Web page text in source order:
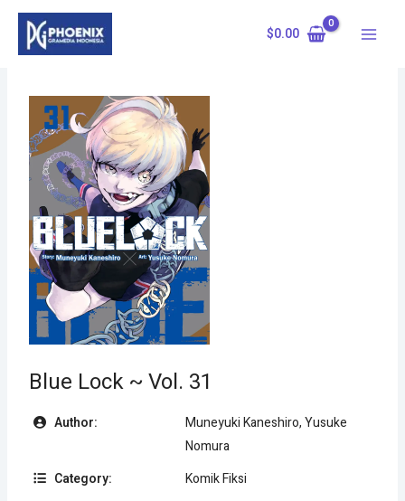
Skip
content
$0.00
Blue Lock ~ Vol. 31
Author:
Muneyuki Kaneshiro, Yusuke
Nomura
Category:
Komik Fiksi